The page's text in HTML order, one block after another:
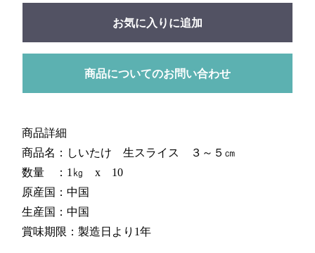
お気に入りに追加
商品についてのお問い合わせ
商品詳細
商品名：しいたけ 生スライス ３～５㎝
数量 ：1㎏ x 10
原産国：中国
生産国：中国
賞味期限：製造日より1年